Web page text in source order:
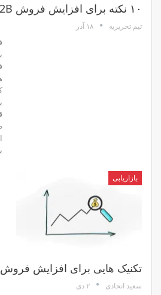
۱۰ نکته برای افزایش فروش B2B در سال ۲۰۲۱
تیم تحریریه ۱۸ آذر
بازاریابی
تکنیک هایی برای افزایش
سعید اتحادی ۲ دی